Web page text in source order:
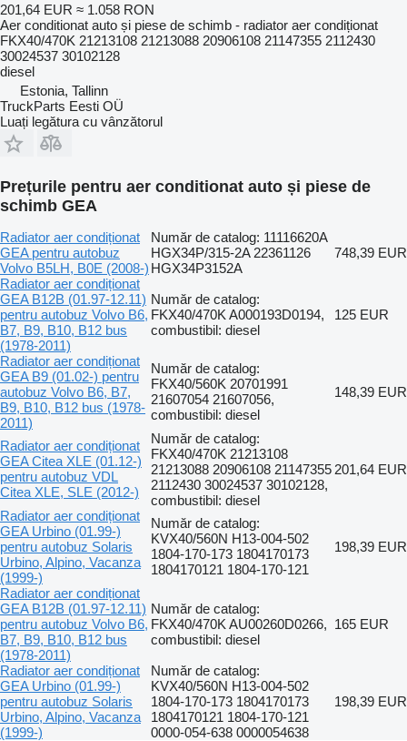
201,64 EUR ≈ 1.058 RON
Aer conditionat auto și piese de schimb - radiator aer condiționat
FKX40/470K 21213108 21213088 20906108 21147355 2112430
30024537 30102128
diesel
Estonia, Tallinn
TruckParts Eesti OÜ
Luați legătura cu vânzătorul
Prețurile pentru aer conditionat auto și piese de
schimb GEA
Radiator aer condiționat
GEA pentru autobuz
Volvo B5LH, B0E (2008-)
Număr de catalog: 11116620A
HGX34P/315-2A 22361126
HGX34P3152A
748,39 EUR
Radiator aer condiționat
GEA B12B (01.97-12.11)
pentru autobuz Volvo B6,
B7, B9, B10, B12 bus
(1978-2011)
Număr de catalog:
FKX40/470K A000193D0194,
combustibil: diesel
125 EUR
Radiator aer condiționat
GEA B9 (01.02-) pentru
autobuz Volvo B6, B7,
B9, B10, B12 bus (1978-
2011)
Număr de catalog:
FKX40/560K 20701991
21607054 21607056,
combustibil: diesel
148,39 EUR
Radiator aer condiționat
GEA Citea XLE (01.12-)
pentru autobuz VDL
Citea XLE, SLE (2012-)
Număr de catalog:
FKX40/470K 21213108
21213088 20906108 21147355
2112430 30024537 30102128,
combustibil: diesel
201,64 EUR
Radiator aer condiționat
GEA Urbino (01.99-)
pentru autobuz Solaris
Urbino, Alpino, Vacanza
(1999-)
Număr de catalog:
KVX40/560N H13-004-502
1804-170-173 1804170173
1804170121 1804-170-121
198,39 EUR
Radiator aer condiționat
GEA B12B (01.97-12.11)
pentru autobuz Volvo B6,
B7, B9, B10, B12 bus
(1978-2011)
Număr de catalog:
FKX40/470K AU00260D0266,
combustibil: diesel
165 EUR
Radiator aer condiționat
GEA Urbino (01.99-)
pentru autobuz Solaris
Urbino, Alpino, Vacanza
(1999-)
Număr de catalog:
KVX40/560N H13-004-502
1804-170-173 1804170173
1804170121 1804-170-121
0000-054-638 0000054638
198,39 EUR